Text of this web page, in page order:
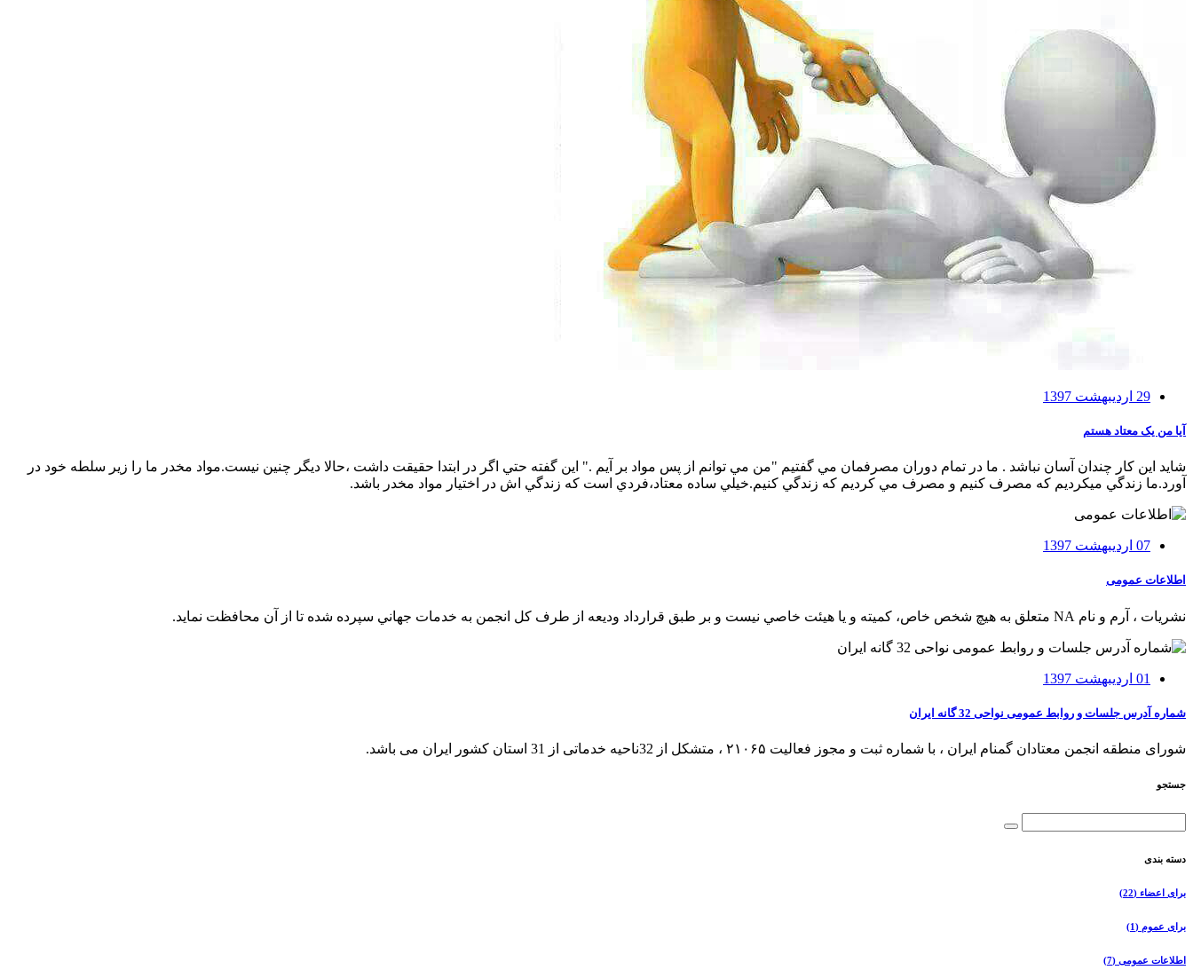
29 اردیبهشت 1397
آیا من یک معتاد هستم
شايد اين کار چندان آسان نباشد . ما در تمام دوران مصرفمان مي گفتيم "من مي توانم از پس مواد بر آيم ." اين گفته حتي اگر در ابتدا حقيقت داشت ،حالا ديگر چنين نيست.مواد مخدر ما را زير سلطه خود در
آورد.ما زندگي ميکرديم که مصرف کنيم و مصرف مي کرديم که زندگي کنيم.خيلي ساده معتاد،فردي است که زندگي اش در اختيار مواد مخدر باشد.
07 اردیبهشت 1397
اطلاعات عمومی
نشريات ، آرم و نام NA متعلق به هيچ شخص خاص، کميته و يا هيئت خاصي نيست و بر طبق قرارداد وديعه از طرف کل انجمن به خدمات جهاني سپرده شده تا از آن محافظت نمايد.
01 اردیبهشت 1397
شماره آدرس جلسات و روابط عمومی نواحی 32 گانه ایران
شورای منطقه انجمن معتادان گمنام ایران ، با شماره ثبت و مجوز فعالیت ۲۱۰۶۵ ، متشکل از 32ناحیه خدماتی از 31 استان کشور ایران می باشد.
جستجو
دسته بندی
برای اعضاء (22)
برای عموم (1)
اطلاعات عمومی (7)